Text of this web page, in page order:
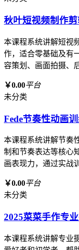
秋叶短视频制作
本课程系统讲解短视
作，适合零基础及有
容策划、画面拍摄、
￥0.00平台
未分类
Fede节奏性动画
本课程系统讲解节奏
制和节奏表达等核心
画表现力，通过实战
￥0.00平台
未分类
2025菜菜手作专
本课程系统讲解专业